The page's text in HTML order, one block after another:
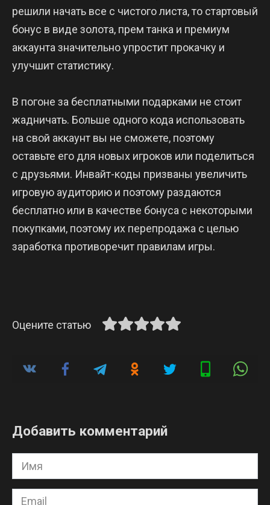
решили начать все с чистого листа, то стартовый
бонус в виде золота, прем танка и премиум
аккаунта значительно упростит прокачку и
улучшит статистику.
В погоне за бесплатными подарками не стоит
жадничать. Больше одного кода использовать
на свой аккаунт вы не сможете, поэтому
оставьте его для новых игроков или поделиться
с друзьями. Инвайт-коды призваны увеличить
игровую аудиторию и поэтому раздаются
бесплатно или в качестве бонуса с некоторыми
покупками, поэтому их перепродажа с целью
заработка противоречит правилам игры.
Оцените статью
Добавить комментарий
Имя
*
Email